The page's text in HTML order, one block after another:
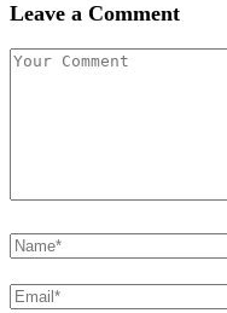
Leave a Comment